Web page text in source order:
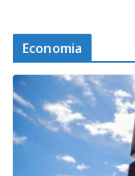
Economia